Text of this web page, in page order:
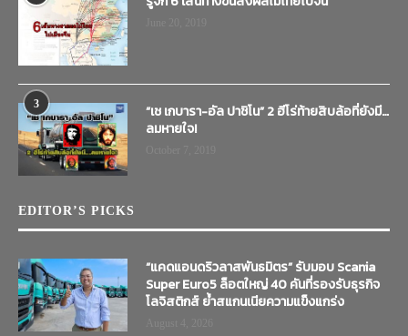
3
“เช เกบารา-อัล ปาชิโน” 2 ฮีโร่ท้ายสิบล้อที่ยังมี…
ลมหายใจ!
EDITOR’S PICKS
“แคดแอนดริวลาสพันธมิตร” รับมอบ Scania
Super Euro5 ล็อตใหญ่ 40 คันที่รองรับธุรกิจ
โลจิสติกส์ ย้ำสแกนเนียความแข็งแกร่ง